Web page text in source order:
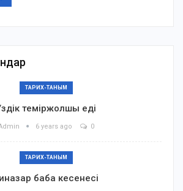
ТАРИХ-ТАНЫМ
теміржолшы еді
6 years ago 0
ТАРИХ-ТАНЫМ
баба кесенесі